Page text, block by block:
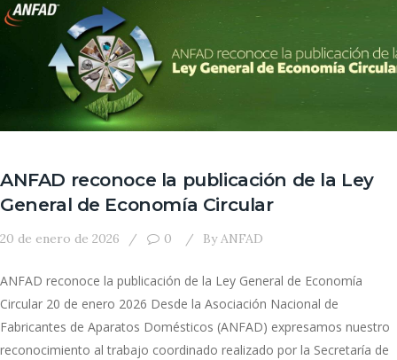
ANFAD reconoce la publicación de la Ley
General de Economía Circular
20 de enero de 2026 0 ByANFAD
ANFAD reconoce la publicación de la Ley General de Economía
Circular 20 de enero 2026 Desde la Asociación Nacional de
Fabricantes de Aparatos Domésticos (ANFAD) expresamos nuestro
reconocimiento al trabajo coordinado realizado por la Secretaría de